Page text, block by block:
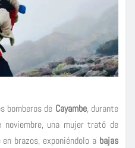
bomberos de Cayambe, durante
una mujer trató de
brazos, exponiéndolo a bajas